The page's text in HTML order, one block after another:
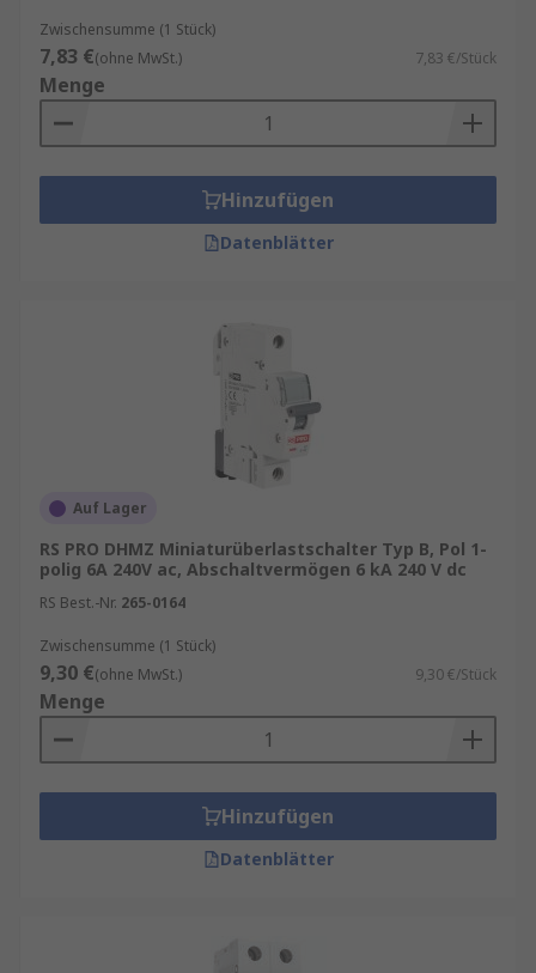
Zwischensumme (1 Stück)
7,83 €(ohne MwSt.) 7,83 €/Stück
Menge
Hinzufügen
Datenblätter
Auf Lager
RS PRO DHMZ Miniaturüberlastschalter Typ B, Pol 1-
polig 6A 240V ac, Abschaltvermögen 6 kA 240 V dc
RS Best.-Nr. 265-0164
Zwischensumme (1 Stück)
9,30 €(ohne MwSt.) 9,30 €/Stück
Menge
Hinzufügen
Datenblätter